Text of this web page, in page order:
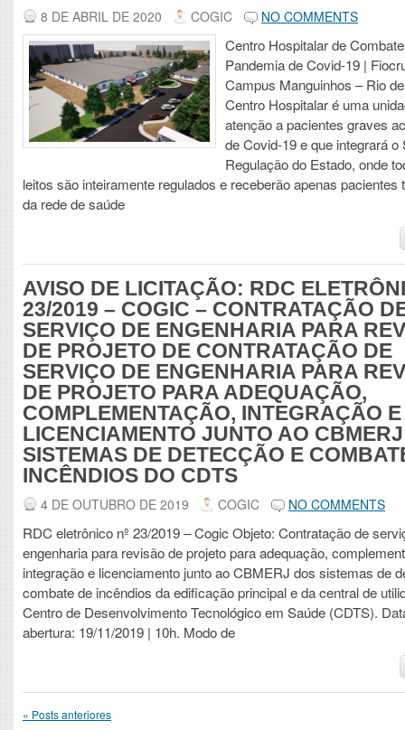
8 DE ABRIL DE 2020 COGIC NO COMMENTS
Centro Hospitalar de
Pandemia de Covid-19 |
Campus Manguinhos – Rio
Centro Hospitalar é uma
atenção a pacientes graves
de Covid-19 e que integrará o
Regulação do Estado, onde
leitos são inteiramente regulados e receberão apenas pacientes
da rede de saúde
AVISO DE LICITAÇÃO: RDC
23/2019 – COGIC – CONTRATAÇÃO
SERVIÇO DE ENGENHARIA PARA
DE PROJETO DE CONTRATAÇÃO DE
SERVIÇO DE ENGENHARIA PARA
DE PROJETO PARA ADEQUAÇÃO,
COMPLEMENTAÇÃO, INTEGRAÇÃO E
LICENCIAMENTO JUNTO AO
SISTEMAS DE DETECÇÃO E
INCÊNDIOS DO CDTS
4 DE OUTUBRO DE 2019 COGIC NO COMMENTS
RDC eletrônico nº 23/2019 – Cogic Objeto: Contratação de
engenharia para revisão de projeto para adequação,
integração e licenciamento junto ao CBMERJ dos sistemas de
combate de incêndios da edificação principal e da central de
Centro de Desenvolvimento Tecnológico em Saúde (CDTS).
abertura: 19/11/2019 | 10h. Modo de
« Posts anteriores